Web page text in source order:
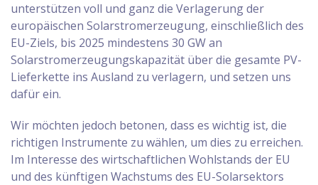
unterstützen voll und ganz die Verlagerung der
europäischen Solarstromerzeugung, einschließlich des
EU-Ziels, bis 2025 mindestens 30 GW an
Solarstromerzeugungskapazität über die gesamte PV-
Lieferkette ins Ausland zu verlagern, und setzen uns
dafür ein.
Wir möchten jedoch betonen, dass es wichtig ist, die
richtigen Instrumente zu wählen, um dies zu erreichen.
Im Interesse des wirtschaftlichen Wohlstands der EU
und des künftigen Wachstums des EU-Solarsektors